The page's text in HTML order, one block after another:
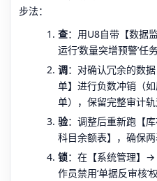
步法：
查：用U8自带【数据
运行‘数量突增预警’任
调：对确认冗余的数
单】进行负数冲销（
单），保留完整审计
验：调整后重新跑【
科目余额表】，确保
锁：在【系统管理】
作员禁用‘单据反审核